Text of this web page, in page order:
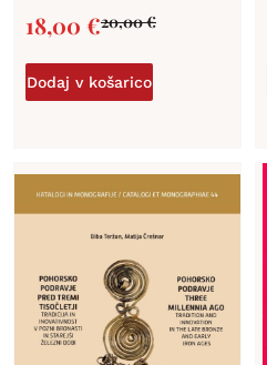
20,00€
18,00 €
Dodaj v košarico